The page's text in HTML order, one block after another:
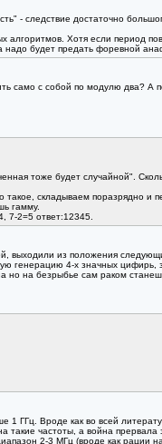
- следствие достаточно
алгоритмов. Хотя если период
надо будет предать форевной
само с собой по модулю два? А
тоже будет случайной".
складываем поразрядно
гамму.
7-2=5 ответ:12345.
выходили из положения
генерацию 4-х значных
но на безрыбье сам раком
ГГц. Вроде как во всей
такие частоты, а война
2-3 МГц (вроде как рации